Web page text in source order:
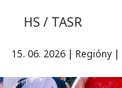
HS / TASR
15. 06. 2026 | Regióny |